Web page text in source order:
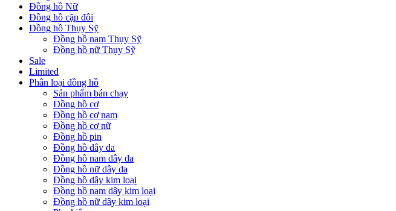
Đồng hồ Nữ
Đồng hồ cặp đôi
Đồng hồ Thụy Sỹ
Đồng hồ nam Thụy Sỹ
Đồng hồ nữ Thụy Sỹ
Sale
Limited
Phân loại đồng hồ
Sản phẩm bán chạy
Đồng hồ cơ
Đồng hồ cơ nam
Đồng hồ cơ nữ
Đồng hồ pin
Đồng hồ dây da
Đồng hồ nam dây da
Đồng hồ nữ dây da
Đồng hồ dây kim loại
Đồng hồ nam dây kim loại
Đồng hồ nữ dây kim loại